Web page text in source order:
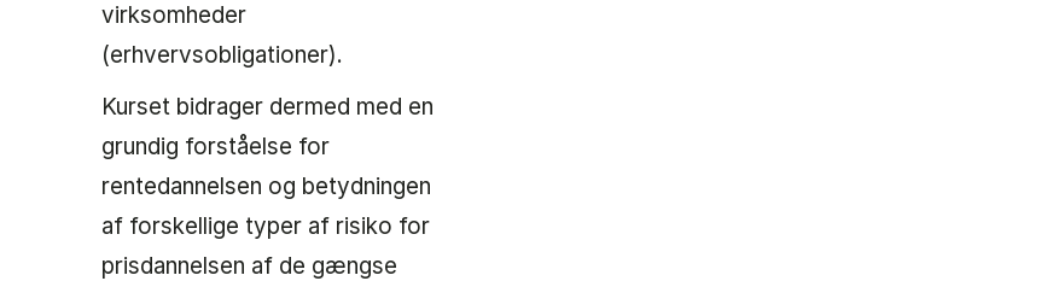
virksomheder
(erhvervsobligationer).
Kurset bidrager dermed med en
grundig forståelse for
rentedannelsen og betydningen
af forskellige typer af risiko for
prisdannelsen af de gængse